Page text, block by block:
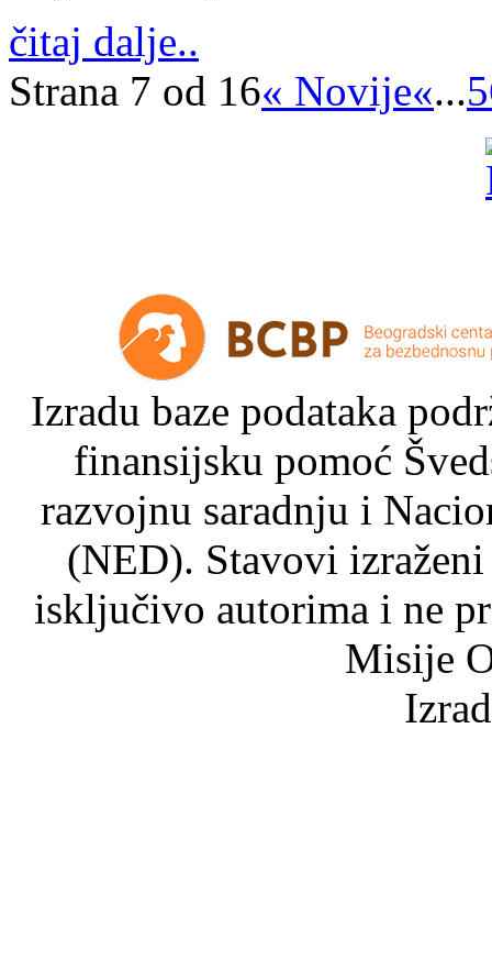
čitaj dalje..
Strana 7 od 16« Novije«...5
Izradu baze podataka
finansijsku pomoć
razvojnu saradnju i
(NED). Stavovi
isključivo autorima i ne
Misije